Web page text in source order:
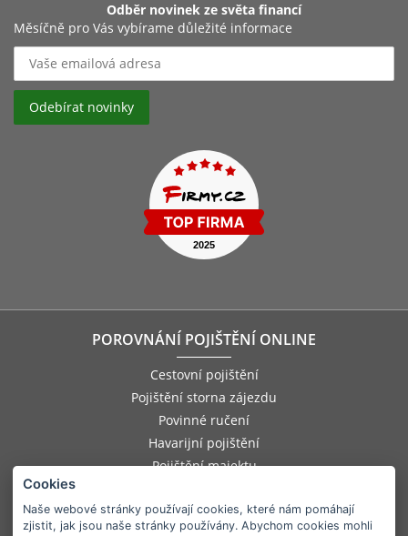
Odběr novinek ze světa financí
Měsíčně pro Vás vybírame důležité informace
POROVNÁNÍ POJIŠTĚNÍ ONLINE
Cestovní pojištění
Pojištění storna zájezdu
Povinné ručení
Havarijní pojištění
Pojištění majektu
Pojištění asistenčních služeb
Cookies
Naše webové stránky používají cookies, které nám pomáhají
zjistit, jak jsou naše stránky používány. Abychom cookies mohli